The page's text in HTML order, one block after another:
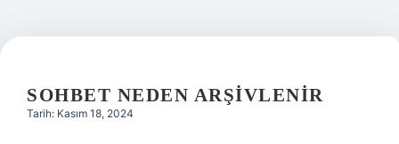
SOHBET NEDEN ARŞIVLENIR
Tarih: Kasım 18, 2024